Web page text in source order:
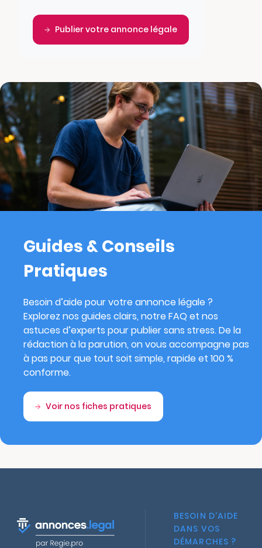
Publier votre annonce légale
Guides & Conseils
Pratiques
Besoin d’aide pour votre annonce légale ?
Explorez nos guides clairs, notre FAQ et nos
astuces d’experts pour publier sans stress. De la
rédaction à la parution, on vous accompagne pas
à pas pour que tout soit simple, rapide et 100 %
conforme.
Voir nos fiches pratiques
BESOIN D'AIDE
DANS VOS
DÉMARCHES ?